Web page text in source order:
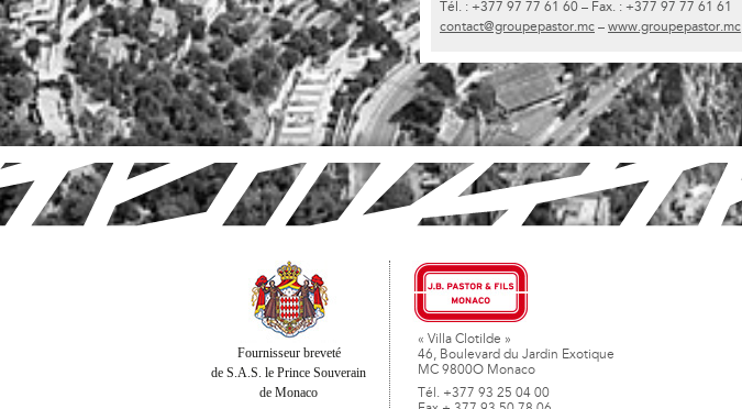
Tél. : +377 97 77 61 60 – Fax. : +377 97 77 61 61
contact@groupepastor.mc – www.groupepastor.mc
Fournisseur breveté
de S.A.S. le Prince Souverain
de Monaco
« Villa Clotilde »
46, Boulevard du Jardin Exotique
MC 9800O Monaco
Tél. +377 93 25 04 00